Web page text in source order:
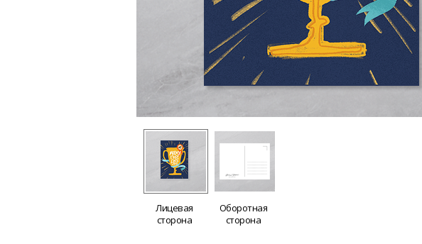
Лицевая
сторона
Оборотная
сторона